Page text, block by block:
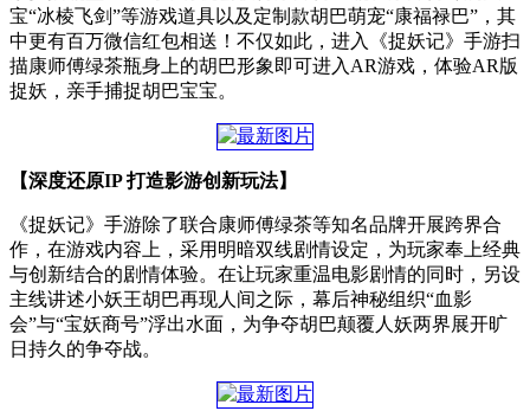
宝“冰棱飞剑”等游戏道具以及定制款胡巴萌宠“康福禄巴”，其
中更有百万微信红包相送！不仅如此，进入《捉妖记》手游扫
描康师傅绿茶瓶身上的胡巴形象即可进入AR游戏，体验AR版
捉妖，亲手捕捉胡巴宝宝。
【深度还原IP 打造影游创新玩法】
《捉妖记》手游除了联合康师傅绿茶等知名品牌开展跨界合
作，在游戏内容上，采用明暗双线剧情设定，为玩家奉上经典
与创新结合的剧情体验。在让玩家重温电影剧情的同时，另设
主线讲述小妖王胡巴再现人间之际，幕后神秘组织“血影
会”与“宝妖商号”浮出水面，为争夺胡巴颠覆人妖两界展开旷
日持久的争夺战。